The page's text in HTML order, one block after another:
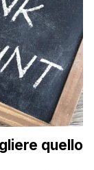
quello